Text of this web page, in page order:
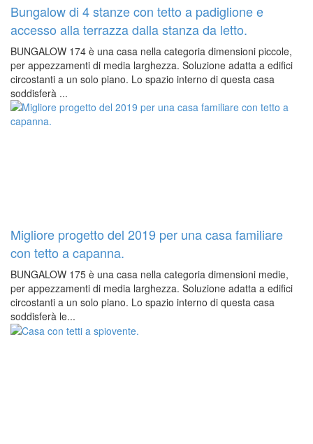
Bungalow di 4 stanze con tetto a padiglione e
accesso alla terrazza dalla stanza da letto.
BUNGALOW 174 è una casa nella categoria dimensioni piccole,
per appezzamenti di media larghezza. Soluzione adatta a edifici
circostanti a un solo piano. Lo spazio interno di questa casa
soddisferà ...
Migliore progetto del 2019 per una casa familiare
con tetto a capanna.
BUNGALOW 175 è una casa nella categoria dimensioni medie,
per appezzamenti di media larghezza. Soluzione adatta a edifici
circostanti a un solo piano. Lo spazio interno di questa casa
soddisferà le...